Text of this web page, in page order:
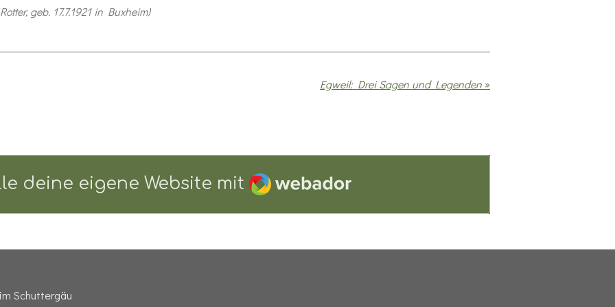
geb. 17.7.1921 in Buxheim)
Egweil: Drei Sagen und Legenden »
deine eigene Website mit Webador
Schuttergäu